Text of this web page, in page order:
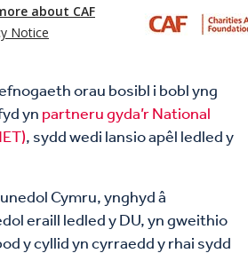
orau bosibl i bobl yng
yn partneru gyda’r National
, sydd wedi lansio apêl ledled y
Cymru, ynghyd â
eraill ledled y DU, yn gweithio
y cyllid yn cyrraedd y rhai sydd